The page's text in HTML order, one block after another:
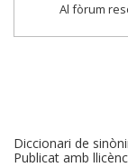
Al fòrum
Diccionari de
Publicat amb